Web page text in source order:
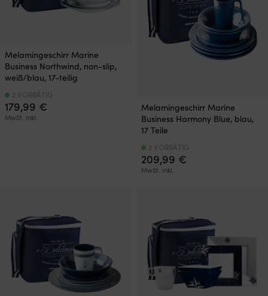
Melamingeschirr Marine
Business Northwind, non-slip,
weiß/blau, 17-teilig
179,99 €
MwSt. inkl.
2 VORRÄTIG
Melamingeschirr Marine
Business Harmony Blue, blau,
17 Teile
209,99 €
MwSt. inkl.
2 VORRÄTIG